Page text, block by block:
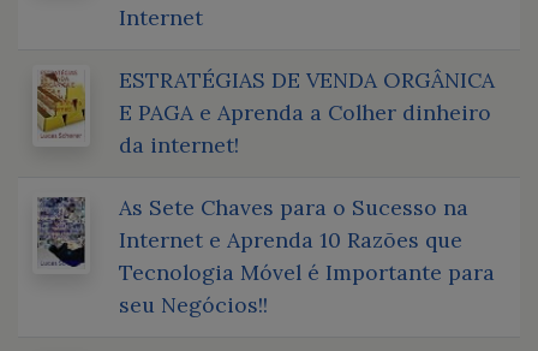
Internet
ESTRATÉGIAS DE VENDA ORGÂNICA
E PAGA e Aprenda a Colher dinheiro
da internet!
As Sete Chaves para o Sucesso na
Internet e Aprenda 10 Razões que
Tecnologia Móvel é Importante para
seu Negócios!!